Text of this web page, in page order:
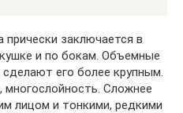
заключается в
и по бокам. Объемные
его более крупным.
многослойность. Сложнее
лицом и тонкими, редкими